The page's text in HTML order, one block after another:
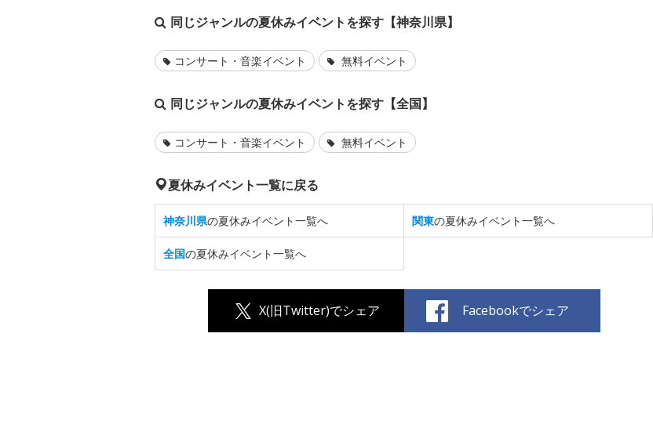
同じジャンルの夏休みイベントを探す【神奈川県】
コンサート・音楽イベント 無料イベント
同じジャンルの夏休みイベントを探す【全国】
コンサート・音楽イベント 無料イベント
夏休みイベント一覧に戻る
神奈川県の夏休みイベント一覧へ 関東の夏休みイベント一覧へ
全国の夏休みイベント一覧へ
X(旧Twitter)でシェア Facebookでシェア